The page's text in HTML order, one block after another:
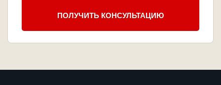
ПОЛУЧИТЬ КОНСУЛЬТАЦИЮ